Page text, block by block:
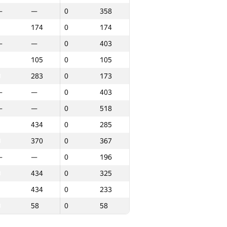
— 0
358
174 0
174
— 0
403
105 0
105
283 0
173
— 0
403
— 0
518
434 0
285
370 0
367
— 0
196
434 0
325
434 0
233
58 0 58
434 0
434
370 0
370
— 0
430
— 0
99
— 0
250
274 0
175
417 0
417
— 0
167
— 0
107
426 0
329
— 0
73
337 0
337
— 0
269